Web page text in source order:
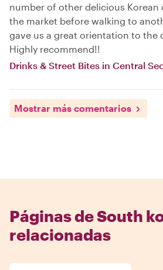
number of other delicious
the market before walking to
gave us a great orientation to the
Highly recommend!!
Drinks & Street Bites in Central
Mostrar más comentarios
Páginas de South
relacionadas